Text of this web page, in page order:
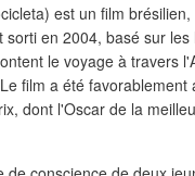
est un film
en 2004, basé sur
le voyage à travers
film a été favorablement
dont l'Oscar de la